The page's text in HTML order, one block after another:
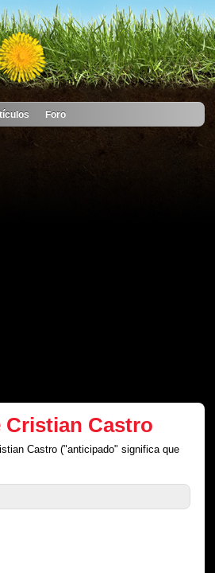
Foro
Castro
Castro ("anticipado" significa que